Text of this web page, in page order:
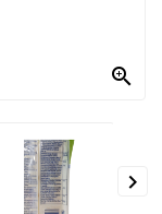

